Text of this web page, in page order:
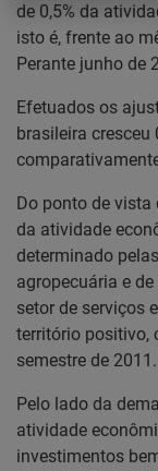
de 0,5% da
isto é, frente ao
Perante junho de
Efetuados os
brasileira cresceu
Do ponto de
da atividade
determinado
agropecuária e
setor de serviços
território positivo,
semestre de 2011.
Pelo lado da
atividade
investimentos